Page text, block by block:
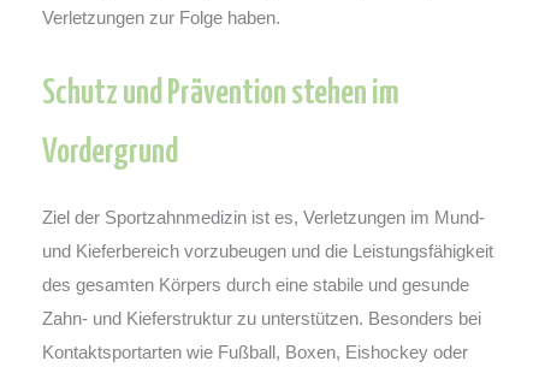
Verletzungen zur Folge haben.
Schutz und Prävention stehen im
Vordergrund
Ziel der Sportzahnmedizin ist es, Verletzungen im Mund-
und Kieferbereich vorzubeugen und die Leistungsfähigkeit
des gesamten Körpers durch eine stabile und gesunde
Zahn- und Kieferstruktur zu unterstützen. Besonders bei
Kontaktsportarten wie Fußball, Boxen, Eishockey oder